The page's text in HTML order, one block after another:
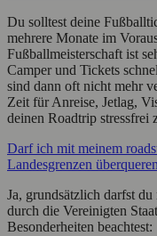
Du solltest deine
mehrere Monate im
Fußballmeisterschaft ist
Camper und Tickets
sind dann oft nicht mehr
Zeit für Anreise, Jetlag,
deinen Roadtrip stressfrei
Darf ich mit meinem
Landesgrenzen
Ja, grundsätzlich darfst
durch die Vereinigten
Besonderheiten beachtest: